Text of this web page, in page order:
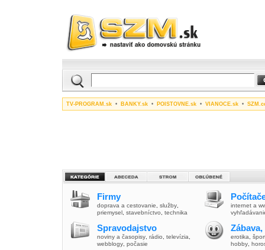
TV-PROGRAM.sk • BANKY.sk • POISTOVNE.sk • VIANOCE.sk •
Firmy
doprava a cestovanie služby
priemysel stavebníctvo technika
Spravodajstvo
noviny a časopisy rádio televízia
webblogy počasie
internet a
erotika
hobby